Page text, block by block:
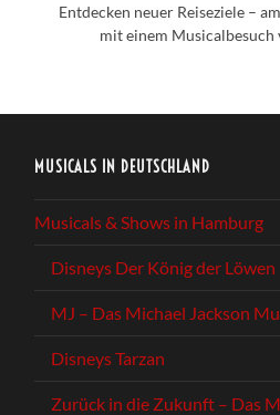
Entdecken neuer Reiseziele –
mit einem Musicalbesuch
MUSICALS IN DEUTSCHLAND
Musicals & Shows in Hamburg
Disneys Der König der Löwen
MJ – Das Michael Jackson
Disneys Tarzan
Zurück in die Zukunft – Das